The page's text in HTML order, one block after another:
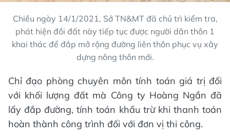
Chiều ngày 14/1/2021, Sở TN&MT đã chủ trì kiểm tra,
phát hiện đồi đất này tiếp tục được người dân thôn 1
khai thác để đắp mở rộng đường liên thôn phục vụ xây
dựng nông thôn mới.
Chỉ đạo phòng chuyên môn tính toán giá trị đối
với khối lượng đất mà Công ty Hoàng Ngần đã
lấy đắp đường, tính toán khấu trừ khi thanh toán
hoàn thành công trình đối với đơn vị thi công.